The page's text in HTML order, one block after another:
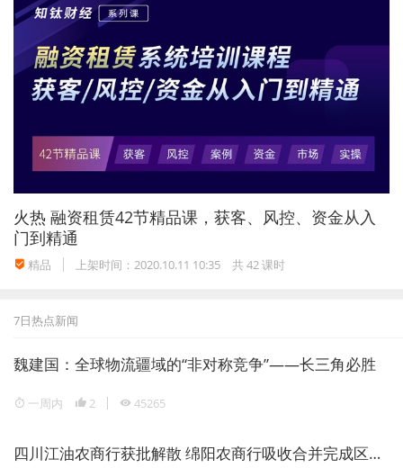
贷纠纷再审民事判决书【（
301号】
其追加为被执行人。
裁判要旨：现金骥公司在认缴出资期限届满之前将
股权转让给中宏远公司，由中宏远公司履行缴纳出
资的义务，不属于未依法履行出资义务即转让股权
满之前转让股权，其出资义务应当提前到期，缺乏
期限的股东提前缴纳出资以清偿公司债务，在破产
和清算程序中有相关规定，但在执行程序中，作为
期限的股东提前缴纳出资以清偿公司债务，尚无法
火热 融资租赁42节精品课，获客、风控、资金从入
门到精通
精品 上架时间：2020.10.11 10:35 共 42 课时
7日热点新闻
魏建国：全球物流疆域的“非对称竞争”——长三角必胜
一周内 2 45265
四川江油农商行获批解散 绵阳农商行吸收合并完成区域银行整合